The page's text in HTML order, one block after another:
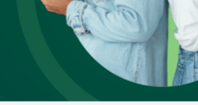
תחומי לימוד
תואר ראשון
תואר שני
תואר שלישי